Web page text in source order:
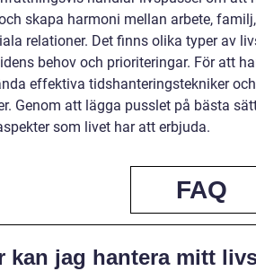
skapa harmoni mellan arbete,
relationer. Det finns olika typer av
behov och prioriteringar. För att
effektiva tidshanteringstekniker
Genom att lägga pusslet på bästa
som livet har att erbjuda.
FAQ
kan jag hantera mitt